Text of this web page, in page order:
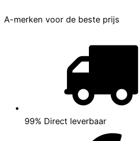
A-merken voor de beste prijs
99% Direct leverbaar